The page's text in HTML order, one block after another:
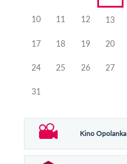
10 11 12 13
17 18 19 20
24 25 26 27
31
Kino Opolanka